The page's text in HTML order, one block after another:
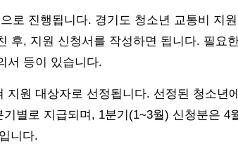
로 진행됩니다. 경기도 청소년 교통비 지
후, 지원 신청서를 작성하면 됩니다. 필요
서 등이 있습니다.
지원 대상자로 선정됩니다. 선정된 청소년
별로 지급되며, 1분기(1~3월) 신청분은 4
니다.